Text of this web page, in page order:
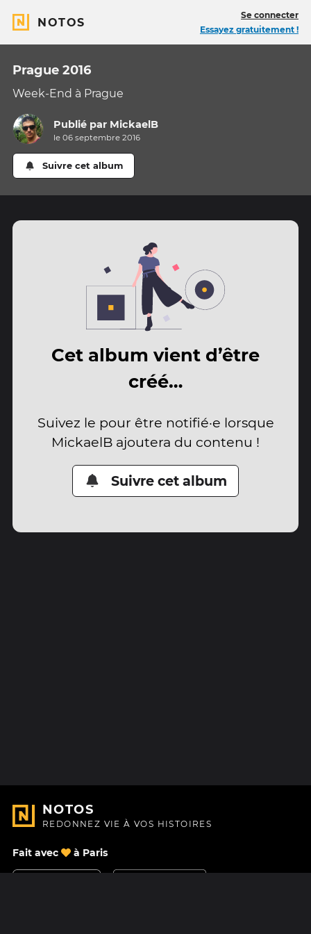
NOTOS
Se connecter
Essayez gratuitement !
Prague 2016
Week-End à Prague
Publié par MickaelB
le 06 septembre 2016
Suivre cet album
Cet album vient d’être
créé…
Suivez le pour être notifié·e lorsque
MickaelB ajoutera du contenu !
Suivre cet album
NOTOS
REDONNEZ VIE À VOS HISTOIRES
Fait avec à Paris